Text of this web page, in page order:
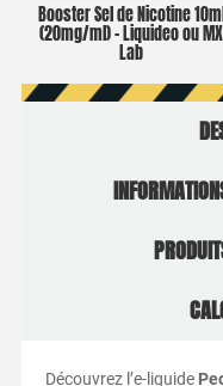
Booster Sel de Nicotine
(20mg/ml) – Liquideo ou MX
Lab
Découvrez l’e-liquide